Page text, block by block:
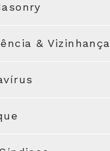
& Vizinhança